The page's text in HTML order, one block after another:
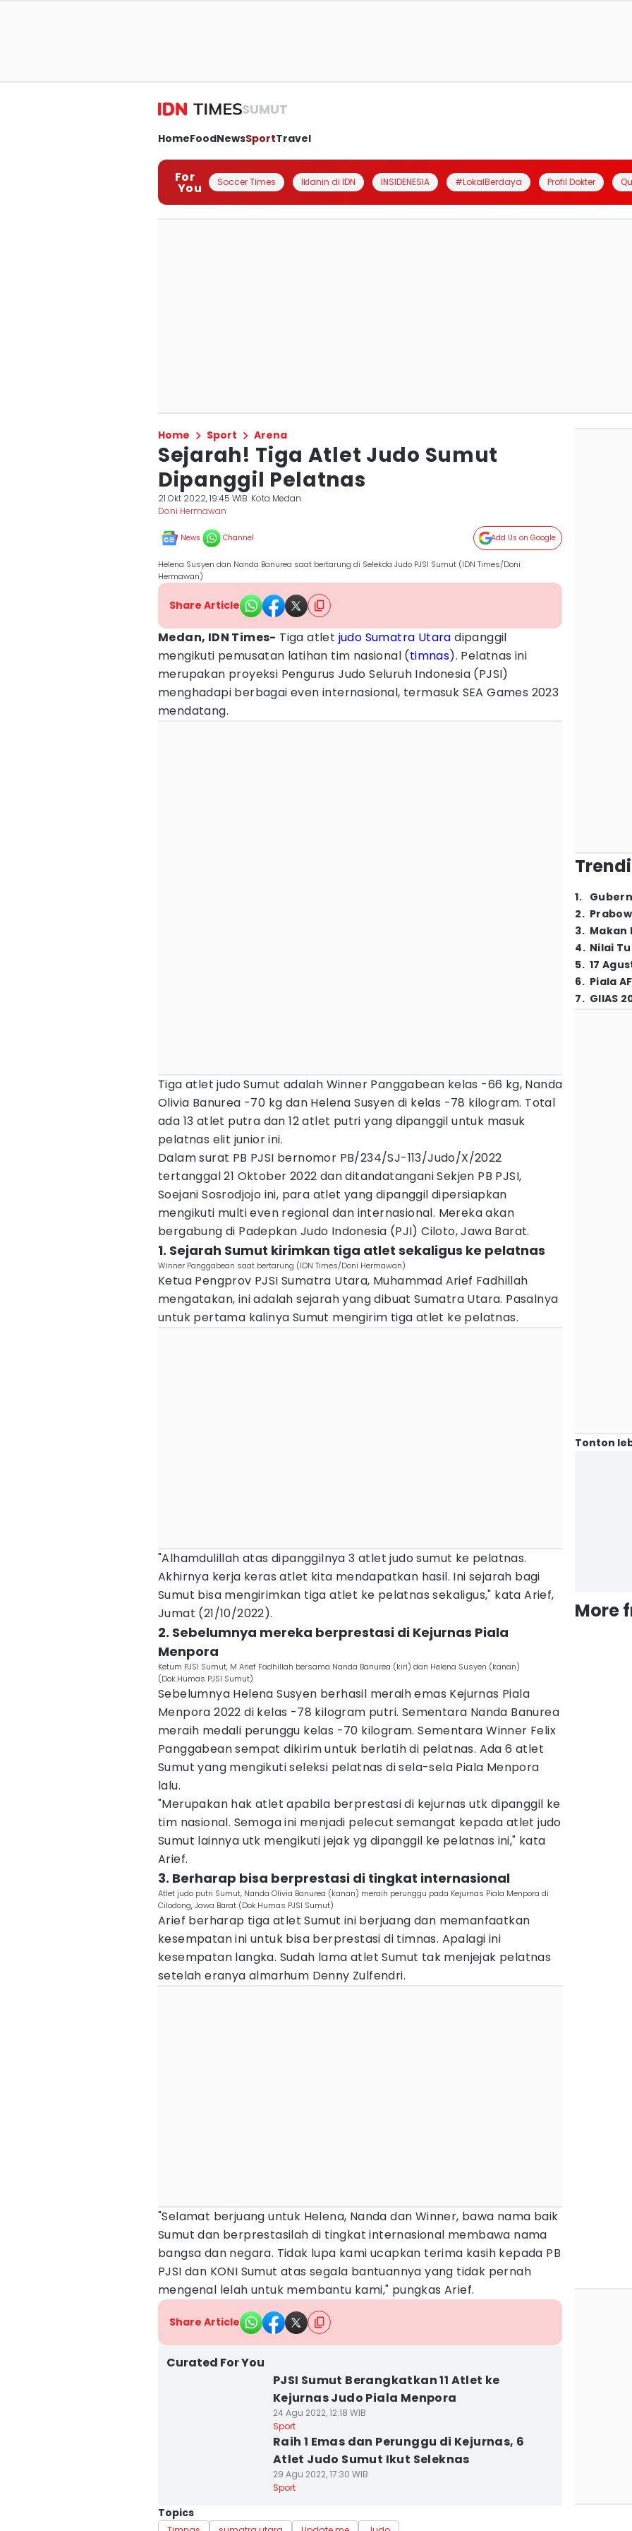
SUMUT
HomeFoodNewsSportTravel
For
You Soccer Times Iklanin di IDN INSIDENESIA #LokalBerdaya Profil Dokter
Home Sport Arena
Sejarah! Tiga Atlet Judo Sumut
Dipanggil Pelatnas
21 Okt 2022, 19:45 WIB Kota Medan
Doni Hermawan
News Channel Add Us on Google
Helena Susyen dan Nanda Banurea saat bertarung di Selekda Judo PJSI Sumut (IDN Times/Doni
Hermawan)
Share Article
Medan, IDN Times- Tiga atlet judo Sumatra Utara dipanggil
mengikuti pemusatan latihan tim nasional (timnas). Pelatnas ini
merupakan proyeksi Pengurus Judo Seluruh Indonesia (PJSI)
menghadapi berbagai even internasional, termasuk SEA Games 2023
mendatang.
Tiga atlet judo Sumut adalah Winner Panggabean kelas -66 kg, Nanda
Olivia Banurea -70 kg dan Helena Susyen di kelas -78 kilogram. Total
ada 13 atlet putra dan 12 atlet putri yang dipanggil untuk masuk
pelatnas elit junior ini.
Dalam surat PB PJSI bernomor PB/234/SJ-113/Judo/X/2022
tertanggal 21 Oktober 2022 dan ditandatangani Sekjen PB PJSI,
Soejani Sosrodjojo ini, para atlet yang dipanggil dipersiapkan
mengikuti multi even regional dan internasional. Mereka akan
bergabung di Padepkan Judo Indonesia (PJI) Ciloto, Jawa Barat.
1. Sejarah Sumut kirimkan tiga atlet sekaligus ke pelatnas
Winner Panggabean saat bertarung (IDN Times/Doni Hermawan)
Ketua Pengprov PJSI Sumatra Utara, Muhammad Arief Fadhillah
mengatakan, ini adalah sejarah yang dibuat Sumatra Utara. Pasalnya
untuk pertama kalinya Sumut mengirim tiga atlet ke pelatnas.
"Alhamdulillah atas dipanggilnya 3 atlet judo sumut ke pelatnas.
Akhirnya kerja keras atlet kita mendapatkan hasil. Ini sejarah bagi
Sumut bisa mengirimkan tiga atlet ke pelatnas sekaligus," kata Arief,
Jumat (21/10/2022).
2. Sebelumnya mereka berprestasi di Kejurnas Piala
Menpora
Ketum PJSI Sumut, M Arief Fadhillah bersama Nanda Banurea (kiri) dan Helena Susyen (kanan)
(Dok.Humas PJSI Sumut)
Sebelumnya Helena Susyen berhasil meraih emas Kejurnas Piala
Menpora 2022 di kelas -78 kilogram putri. Sementara Nanda Banurea
meraih medali perunggu kelas -70 kilogram. Sementara Winner Felix
Panggabean sempat dikirim untuk berlatih di pelatnas. Ada 6 atlet
Sumut yang mengikuti seleksi pelatnas di sela-sela Piala Menpora
lalu.
"Merupakan hak atlet apabila berprestasi di kejurnas utk dipanggil ke
tim nasional. Semoga ini menjadi pelecut semangat kepada atlet judo
Sumut lainnya utk mengikuti jejak yg dipanggil ke pelatnas ini," kata
Arief.
3. Berharap bisa berprestasi di tingkat internasional
Atlet judo putri Sumut, Nanda Olivia Banurea (kanan) meraih perunggu pada Kejurnas Piala Menpora di
Cilodong, Jawa Barat (Dok.Humas PJSI Sumut)
Arief berharap tiga atlet Sumut ini berjuang dan memanfaatkan
kesempatan ini untuk bisa berprestasi di timnas. Apalagi ini
kesempatan langka. Sudah lama atlet Sumut tak menjejak pelatnas
setelah eranya almarhum Denny Zulfendri.
"Selamat berjuang untuk Helena, Nanda dan Winner, bawa nama baik
Sumut dan berprestasilah di tingkat internasional membawa nama
bangsa dan negara. Tidak lupa kami ucapkan terima kasih kepada PB
PJSI dan KONI Sumut atas segala bantuannya yang tidak pernah
mengenal lelah untuk membantu kami," pungkas Arief.
Share Article
Curated For You
PJSI Sumut Berangkatkan 11 Atlet ke
Kejurnas Judo Piala Menpora
24 Agu 2022, 12:18 WIB
Sport
Raih 1 Emas dan Perunggu di Kejurnas, 6
Atlet Judo Sumut Ikut Seleknas
29 Agu 2022, 17:30 WIB
Sport
Topics
1.
2.
3. Makan
4. Nilai
5. 17
6. Piala
7. GIIAS
Tonton
More